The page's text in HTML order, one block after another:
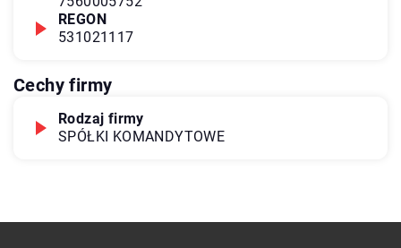
REGON
531021117
Cechy firmy
Rodzaj firmy
SPÓŁKI KOMANDYTOWE